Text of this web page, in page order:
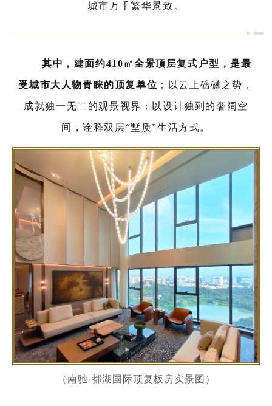
城市万千繁华景致。
其中， 建面约410㎡全景顶层复式户型，是最
受城市大人物青睐的顶复单位 ；以云上磅礴之势，
成就独一无二的观景视界；以设计独到的奢阔空
间，诠释双层“墅质”生活方式。
（南驰·都湖国际顶复板房实景图）